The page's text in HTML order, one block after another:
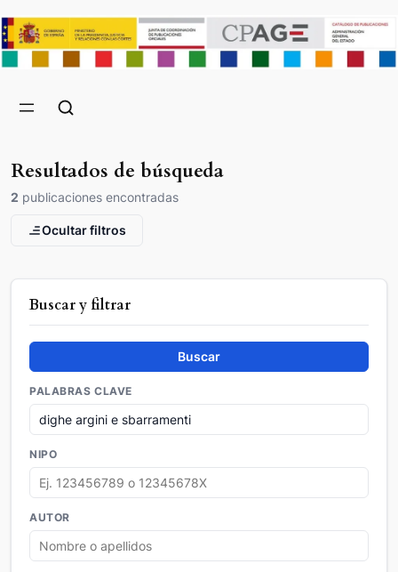
Resultados de búsqueda
2 publicaciones encontradas
Ocultar filtros
Buscar y filtrar
Buscar
PALABRAS CLAVE
NIPO
AUTOR